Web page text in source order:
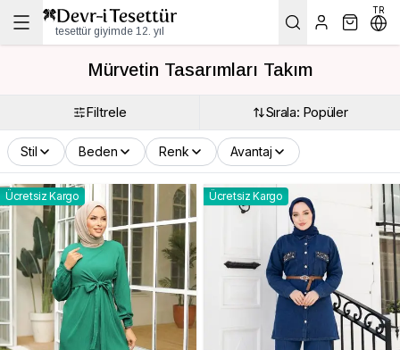
tesettür giyimde 12. yıl
TR
Mürvetin Tasarımları Takım
Filtrele Sırala: Popüler
Stil Beden Renk Avantaj
Ücretsiz Kargo Ücretsiz Kargo